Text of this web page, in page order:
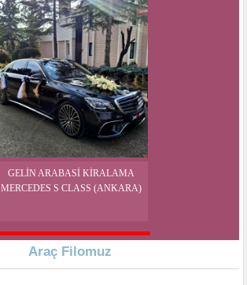
GELIN ARABASI KIRALAMA
MERCEDES S CLASS (ANKARA)
Araç Filomuz